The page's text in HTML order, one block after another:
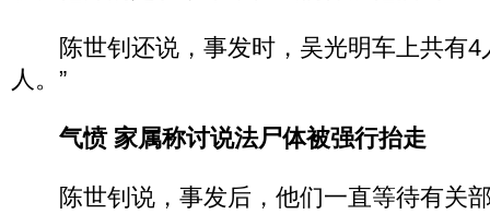
陈世钊还说，事发时，吴光明车上共有4
人。”
气愤 家属称讨说法尸体被强行抬走
陈世钊说，事发后，他们一直等待有关